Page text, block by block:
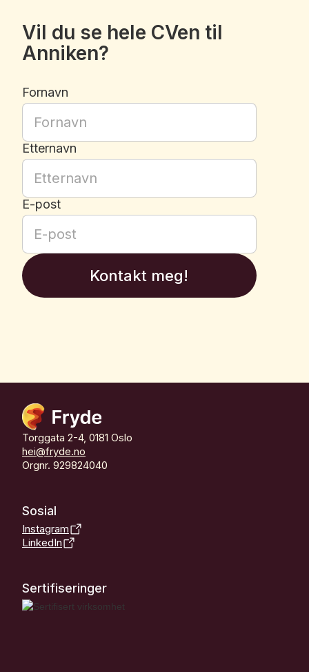
Vil du se hele CVen til
Anniken?
Fornavn
Etternavn
E-post
Kontakt meg!
Torggata 2-4, 0181 Oslo
hei@fryde.no
Orgnr. 929824040
Sosial
Instagram
LinkedIn
Sertifiseringer